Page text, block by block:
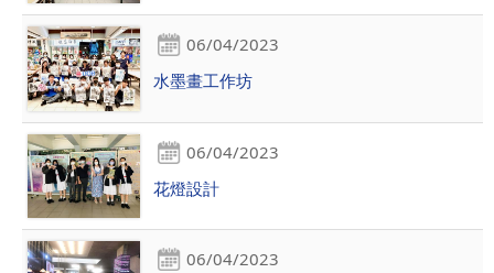
06/04/2023
水墨畫工作坊
06/04/2023
花燈設計
06/04/2023